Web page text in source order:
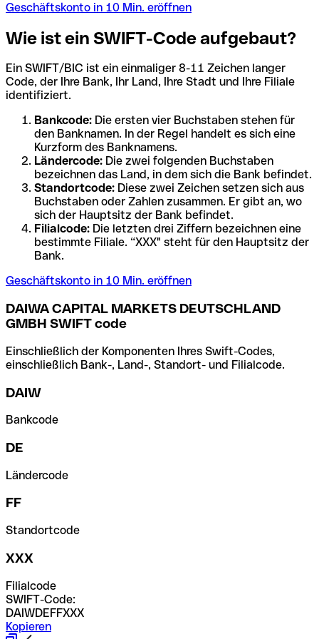
Geschäftskonto in 10 Min. eröffnen
Wie ist ein SWIFT-Code aufgebaut?
Ein SWIFT/BIC ist ein einmaliger 8-11 Zeichen langer
Code, der Ihre Bank, Ihr Land, Ihre Stadt und Ihre Filiale
identifiziert.
Bankcode: Die ersten vier Buchstaben stehen für
den Banknamen. In der Regel handelt es sich eine
Kurzform des Banknamens.
Ländercode: Die zwei folgenden Buchstaben
bezeichnen das Land, in dem sich die Bank befindet.
Standortcode: Diese zwei Zeichen setzen sich aus
Buchstaben oder Zahlen zusammen. Er gibt an, wo
sich der Hauptsitz der Bank befindet.
Filialcode: Die letzten drei Ziffern bezeichnen eine
bestimmte Filiale. “XXX" steht für den Hauptsitz der
Bank.
Geschäftskonto in 10 Min. eröffnen
DAIWA CAPITAL MARKETS DEUTSCHLAND
GMBH SWIFT code
Einschließlich der Komponenten Ihres Swift-Codes,
einschließlich Bank-, Land-, Standort- und Filialcode.
DAIW
Bankcode
DE
Ländercode
FF
Standortcode
XXX
Filialcode
SWIFT-Code:
DAIWDEFFXXX
Kopieren